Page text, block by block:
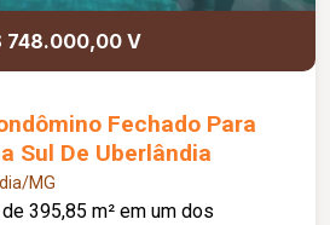
748.000,00 V
Fechado Para
Sul De Uberlândia
MG
395,85 m² em um dos